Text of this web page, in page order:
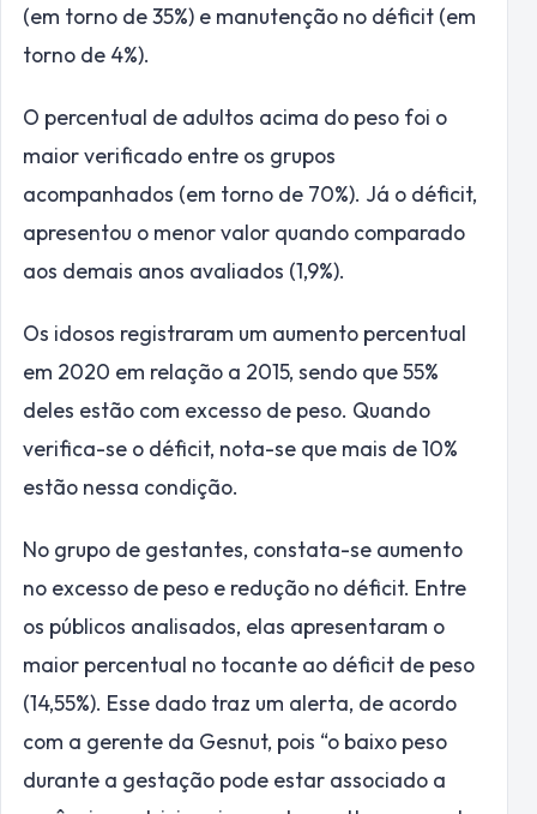
(em torno de 35%) e manutenção no déficit (em
torno de 4%).
O percentual de adultos acima do peso foi o
maior verificado entre os grupos
acompanhados (em torno de 70%). Já o déficit,
apresentou o menor valor quando comparado
aos demais anos avaliados (1,9%).
Os idosos registraram um aumento percentual
em 2020 em relação a 2015, sendo que 55%
deles estão com excesso de peso. Quando
verifica-se o déficit, nota-se que mais de 10%
estão nessa condição.
No grupo de gestantes, constata-se aumento
no excesso de peso e redução no déficit. Entre
os públicos analisados, elas apresentaram o
maior percentual no tocante ao déficit de peso
(14,55%). Esse dado traz um alerta, de acordo
com a gerente da Gesnut, pois “o baixo peso
durante a gestação pode estar associado a